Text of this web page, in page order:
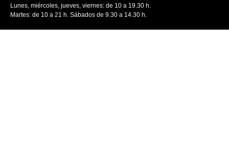
Lunes, miércoles, jueves, viernes: de 10 a 19.30 h.
Martes: de 10 a 21 h. Sábados de 9.30 a 14.30 h.